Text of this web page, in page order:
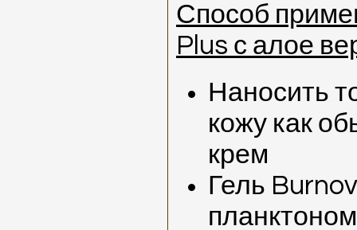
Способ
Plus с алое
Наносить
кожу как
крем
Гель